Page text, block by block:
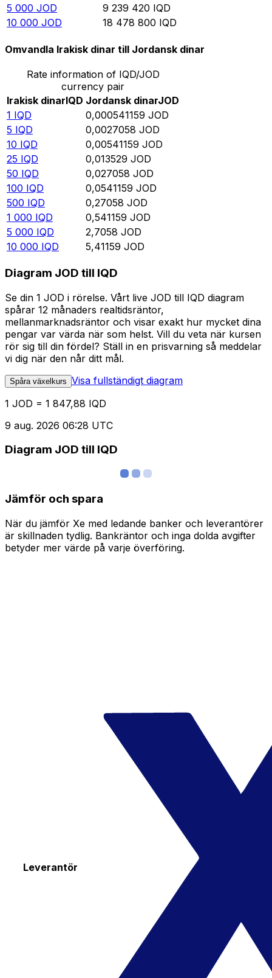
5 000 JOD 9 239 420 IQD
10 000 JOD 18 478 800 IQD
Omvandla Irakisk dinar till Jordansk dinar
Rate information of IQD/JOD
currency pair
Irakisk dinarIQD Jordansk dinarJOD
1 IQD 0,000541159 JOD
5 IQD 0,0027058 JOD
10 IQD 0,00541159 JOD
25 IQD 0,013529 JOD
50 IQD 0,027058 JOD
100 IQD 0,0541159 JOD
500 IQD 0,27058 JOD
1 000 IQD 0,541159 JOD
5 000 IQD 2,7058 JOD
10 000 IQD 5,41159 JOD
Diagram JOD till IQD
Se din 1 JOD i rörelse. Vårt live JOD till IQD diagram
spårar 12 månaders realtidsräntor,
mellanmarknadsräntor och visar exakt hur mycket dina
pengar var värda när som helst. Vill du veta när kursen
rör sig till din fördel? Ställ in en prisvarning så meddelar
vi dig när den når ditt mål.
Spåra växelkurs Visa fullständigt diagram
1 JOD = 1 847,88 IQD
9 aug. 2026 06:28 UTC
Diagram JOD till IQD
Jämför och spara
När du jämför Xe med ledande banker och leverantörer
är skillnaden tydlig. Bankräntor och inga dolda avgifter
betyder mer värde på varje överföring.
Leverantör